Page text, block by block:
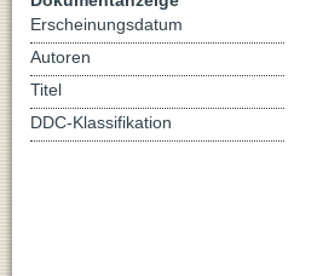
Erscheinungsdatum
Autoren
Titel
DDC-Klassifikation